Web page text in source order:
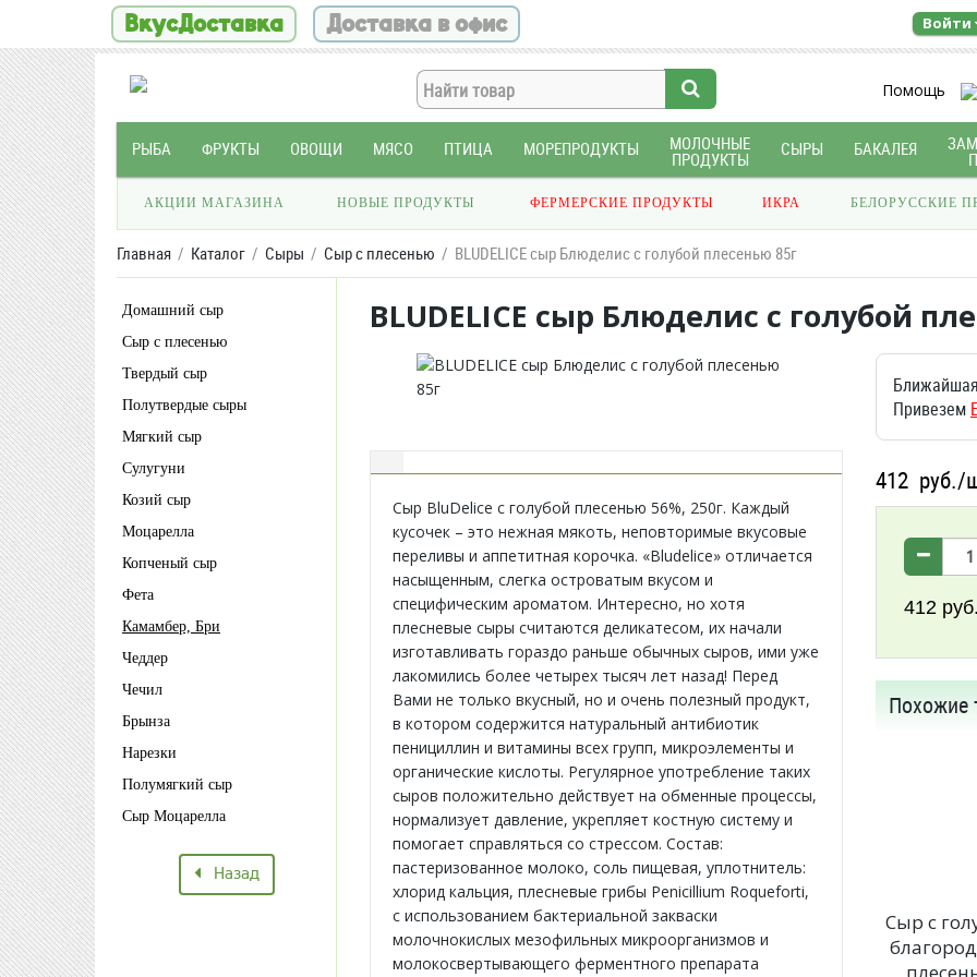
ВкусДоставка Доставка в офис Войти
Помощь
РЫБА ФРУКТЫ ОВОЩИ МЯСО ПТИЦА МОРЕПРОДУКТЫ МОЛОЧНЫЕ
ПРОДУКТЫ
СЫРЫ БАКАЛЕЯ
АКЦИИ МАГАЗИНА НОВЫЕ ПРОДУКТЫ ФЕРМЕРСКИЕ ПРОДУКТЫ ИКРА БЕЛОРУССКИЕ
Главная Каталог Сыры Сыр с плесенью BLUDELICE сыр Блюделис с голубой плесенью 85г
Домашний сыр
Сыр с плесенью
Твердый сыр
Полутвердые сыры
Мягкий сыр
Сулугуни
Козий сыр
Моцарелла
Копченый сыр
Фета
Камамбер, Бри
Чеддер
Чечил
Брынза
Нарезки
Полумягкий сыр
Сыр Моцарелла
Назад
BLUDELICE сыр Блюделис с голубой
Сыр BluDelice с голубой плесенью 56%, 250г. Каждый
кусочек – это нежная мякоть, неповторимые вкусовые
переливы и аппетитная корочка. «Bludelice» отличается
насыщенным, слегка островатым вкусом и
специфическим ароматом. Интересно, но хотя
плесневые сыры считаются деликатесом, их начали
изготавливать гораздо раньше обычных сыров, ими уже
лакомились более четырех тысяч лет назад! Перед
Вами не только вкусный, но и очень полезный продукт,
в котором содержится натуральный антибиотик
пенициллин и витамины всех групп, микроэлементы и
органические кислоты. Регулярное употребление таких
сыров положительно действует на обменные процессы,
нормализует давление, укрепляет костную систему и
помогает справляться со стрессом. Состав:
пастеризованное молоко, соль пищевая, уплотнитель:
хлорид кальция, плесневые грибы Penicillium Roqueforti,
с использованием бактериальной закваски
молочнокислых мезофильных микроорганизмов и
молокосвертывающего ферментного препарата
Привезем
412 руб./
412 руб.
Похожие
Сыр с